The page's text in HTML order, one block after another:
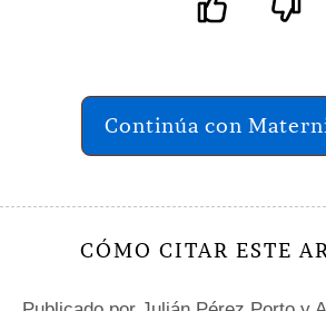
Continúa con
CÓMO CITAR ESTE